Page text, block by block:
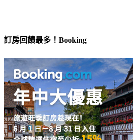
訂房回饋最多！Booking